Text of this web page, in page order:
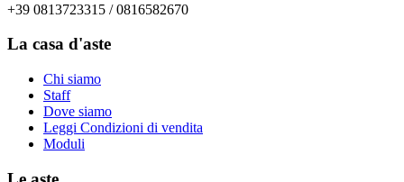
+39 0813723315 / 0816582670
La casa d'aste
Chi siamo
Staff
Dove siamo
Leggi Condizioni di vendita
Moduli